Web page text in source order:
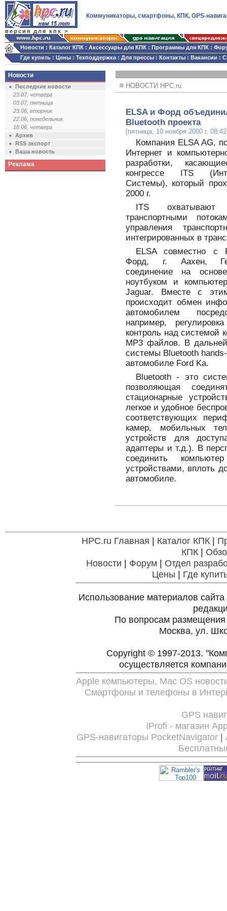
версия для кпк >
Коммуникаторы, смартфоны, КПК, GPS-
Новости : Каталог КПК : Аксессуары для КПК : Программы для КПК :
Где купить : Цены : Техподдержка : Для прессы : Контакты : Вакансии :
Новости
Последние новости
23.07, четверг
03.07, пятница
23.06, вторник
22.06, понедельник
18.06, четверг
Архив
RSS экспорт
Ваша новость
Реклама
НОВОСТИ HPC.ru
ELSA и Форд
Bluetooth проекта
[пятница, 10 ноября 2000 г,
Компания ELSA AG,
Интернет и
разработки,
конгрессе ITS
Системы), который
2000 г.
ITS охватывают
транспортными
управления
интегрированных в
ELSA совместно с
Форд, г. Аахен,
соединение на
ноутбуком и
Jaguar. Вместе с
происходит обмен
автомобилем
например,
контроль над системой
МР3 файлов. В
системы Bluetooth
автомобиле Ford Ka.
Bluetooth - это
позволяющая
стационарные
легкое и удобное
соответствующих
камер, мобильных
устройств для
адаптеры и т.д.). В
соединить
устройствами, вплоть
автомобиле.
HPC.ru Главная | Каталог КПК|
КПК|
Новости | Форум | Отдел
Цены | Где
Использование материалов
По вопросам
Москва, ул.
Copyright © 1997-2013.
осуществляется
Apple компьютеры, Mac OS
Смартфоны и телефоны в
GPS
iProfi - магазин
GPS-навигаторы PocketNavigator |